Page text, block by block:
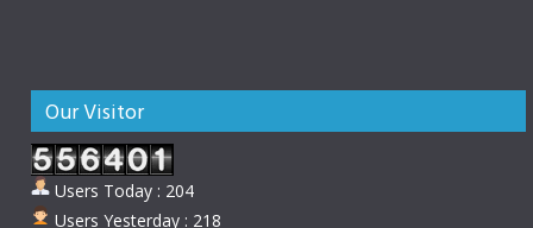
Our Visitor
Users Today : 204
Users Yesterday : 218